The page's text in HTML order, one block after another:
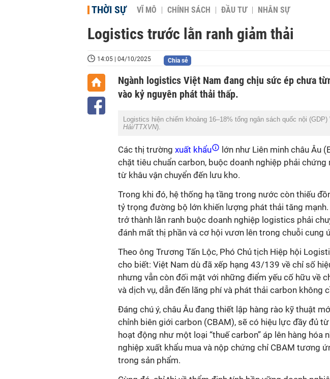
THỜI SỰ VĨ MÔ CHÍNH SÁCH ĐẦU TƯ NHÂN SỰ
Logistics trước lằn ranh giảm thải
14:05 | 04/10/2025 Chia sẻ
Ngành logistics Việt Nam đang chịu sức ép chưa
vào kỷ nguyên phát thải thấp.
Logistics hiện chiếm khoảng 16–18% tổng ngân sách quốc nội (GDP)
Hải/TTXVN).
Các thị trường xuất khẩu
lớn như Liên minh châu Âu
chặt tiêu chuẩn carbon, buộc doanh nghiệp phải
từ khâu vận chuyển đến lưu kho.
Trong khi đó, hệ thống hạ tầng trong nước còn thiếu
tỷ trọng đường bộ lớn khiến lượng phát thải tăng
trở thành lằn ranh buộc doanh nghiệp logistics phải
đánh mất thị phần và cơ hội vươn lên trong chuỗi cung
Theo ông Trương Tấn Lộc, Phó Chủ tịch Hiệp hội
cho biết: Việt Nam dù đã xếp hạng 43/139 về chỉ số
nhưng vẫn còn đối mặt với những điểm yếu cố hữu về
và dịch vụ, dẫn đến lãng phí và phát thải carbon không
Đáng chú ý, châu Âu đang thiết lập hàng rào kỹ thuật
chỉnh biên giới carbon (CBAM), sẽ có hiệu lực đầy đủ
hoạt động như một loại “thuế carbon” áp lên hàng hóa
nghiệp xuất khẩu mua và nộp chứng chỉ CBAM tương
trong sản phẩm.